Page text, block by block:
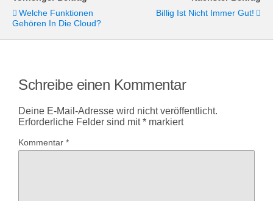
Welche Funktionen
Gehören In Die Cloud?
BiIlig Ist Nicht Immer Gut!
Schreibe einen Kommentar
Deine E-Mail-Adresse wird nicht veröffentlicht.
Erforderliche Felder sind mit* markiert
Kommentar *